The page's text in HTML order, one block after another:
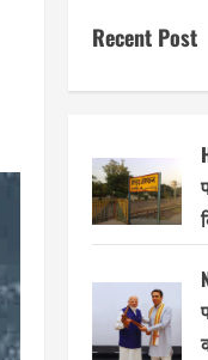
Recent Post